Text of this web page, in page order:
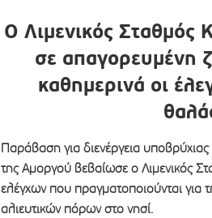
Ο Λιμενικός Σταθμός
σε απαγορευμένη
καθημερινά οι
Παράβαση για διενέργεια υποβρύχιας
της Αμοργού βεβαίωσε ο Λιμενικός
ελέγχων που πραγματοποιούνται για
αλιευτικών πόρων στο νησί.